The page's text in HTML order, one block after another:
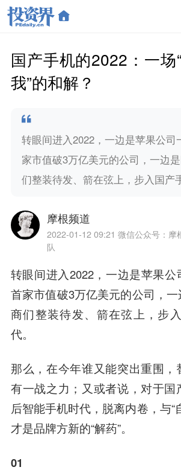
国产手机的2022：一场
我”的和解？
转眼间进入2022，一边是苹果公司
家市值破3万亿美元的公司，一边
们整装待发、箭在弦上，步入国产
摩根频道
2022-01-12 09:21 微信公众号：摩
队
转眼间进入2022，一边是苹果
首家市值破3万亿美元的公司，
商们整装待发、箭在弦上，步
代。
那么，在今年谁又能突出重围，
有一战之力；又或者说，对于国
后智能手机时代，脱离内卷，与“
才是品牌方新的“解药”。
01